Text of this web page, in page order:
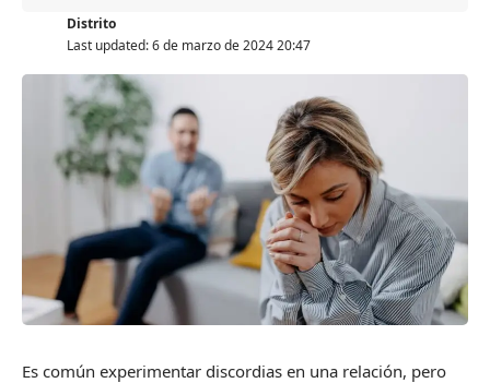
Last updated: 6 de marzo de 2024 20:47
Distrito
Es común experimentar discordias en una relación, pero